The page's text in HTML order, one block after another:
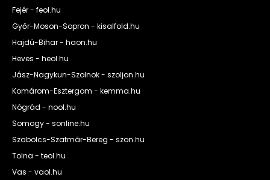
Fejér - feol.hu
Győr-Moson-Sopron - kisalfold.hu
Hajdú-Bihar - haon.hu
Heves - heol.hu
Jász-Nagykun-Szolnok - szoljon.hu
Komárom-Esztergom - kemma.hu
Nógrád - nool.hu
Somogy - sonline.hu
Szabolcs-Szatmár-Bereg - szon.hu
Tolna - teol.hu
Vas - vaol.hu